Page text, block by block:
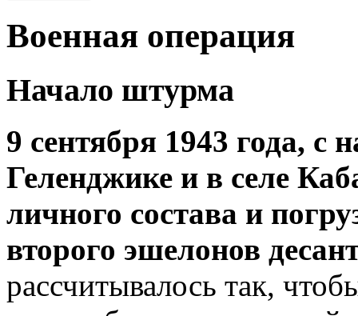
Военная операция
Начало штурма
9 сентября 1943 года, с
Геленджике и в селе
личного состава и
второго эшелонов
рассчитывалось так,